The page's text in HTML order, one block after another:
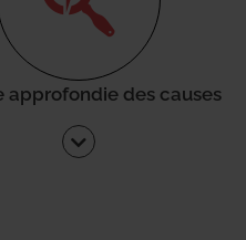
approfondie des causes